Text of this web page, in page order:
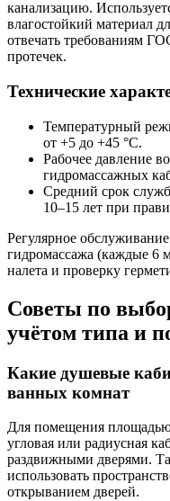
канализацию.
влагостойкий материал
отвечать требованиям
протечек.
Технические
Температурный
от +5 до +45 °C.
Рабочее давление
гидромассажных
Средний срок
10–15 лет при
Регулярное
гидромассажа (каждые 6
налета и проверку
Советы по
учётом типа и
Какие душевые
ванных комнат
Для помещения площадью
угловая или радиусная
раздвижными дверями.
использовать
открыванием дверей.